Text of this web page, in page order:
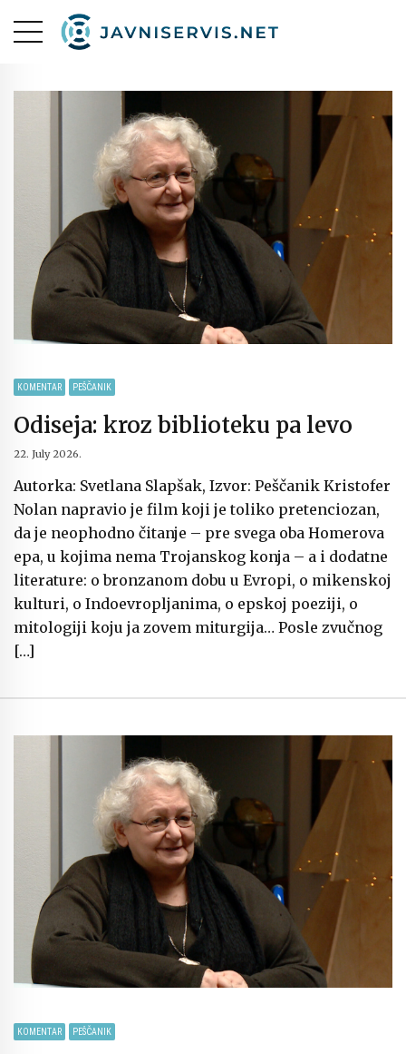
KOMENTAR PEŠČANIK
Odiseja: kroz biblioteku pa levo
22. July 2026.
Autorka: Svetlana Slapšak, Izvor: Peščanik Kristofer
Nolan napravio je film koji je toliko pretenciozan,
da je neophodno čitanje – pre svega oba Homerova
epa, u kojima nema Trojanskog konja – a i dodatne
literature: o bronzanom dobu u Evropi, o mikenskoj
kulturi, o Indoevropljanima, o epskoj poeziji, o
mitologiji koju ja zovem miturgija… Posle zvučnog
[…]
KOMENTAR PEŠČANIK